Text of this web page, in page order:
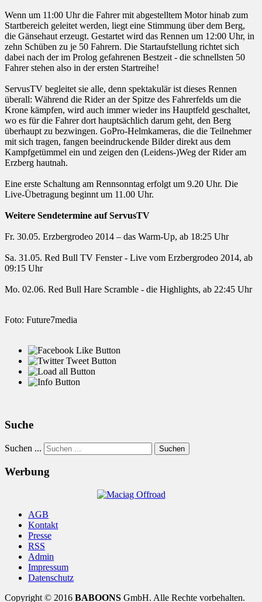
Wenn um 11:00 Uhr die Fahrer mit abgestelltem Motor hinab zum
Startbereich geleitet werden, liegt eine Stimmung über dem Berg,
die Gänsehaut erzeugt. Gestartet wird das Rennen um 12:00 Uhr, in
zehn Schüben zu je 50 Fahrern. Die Startaufstellung richtet sich
dabei nach der im Prolog gefahrenen Bestzeit - die schnellsten 50
Fahrer stehen also in der ersten Startreihe!
ServusTV begleitet sie alle, denn spektakulär ist dieses Rennen
überall: Während die Rider an der Spitze des Fahrerfelds um die
Krone kämpfen, wird auch immer wieder ins Hauptfeld geschaltet,
wo es für die Fahrer dort hauptsächlich darum geht, den Berg
überhaupt zu bezwingen. GoPro-Helmkameras, die die Teilnehmer
mit sich tragen, fangen beeindruckende Bilder direkt aus dem
Kampfgetümmel ein und zeigen den (Leidens-)Weg der Rider am
Erzberg hautnah.
Eine erste Schaltung am Rennsonntag erfolgt um 9.20 Uhr. Die
Live-Übetragung beginnt um 11.00 Uhr.
Weitere Sendetermine auf ServusTV
Fr. 30.05. Erzbergrodeo 2014 – das Warm-Up, ab 18:25 Uhr
Sa. 31.05. Red Bull TV Fenster - Live vom Erzbergrodeo 2014, ab
09:15 Uhr
Mo. 02.06. Red Bull Hare Scramble - die Highlights, ab 22:45 Uhr
Foto: Future7media
Suche
Suchen ... Suchen
Werbung
AGB
Kontakt
Presse
RSS
Admin
Impressum
Datenschutz
Copyright © 2016 BABOONS GmbH. Alle Rechte vorbehalten.